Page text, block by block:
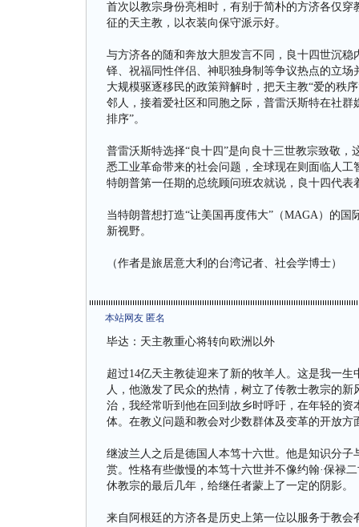
首次以教宗身份亮相时，有别于简朴的方济各仅
征的天主教，以衣装向保守派示好。
与方济各的随和奔放大胆发言不同，良十四世沉
铎、祝福同性伴侣、神职独身制等争议热点的立
大规模驱逐移民的政策辩解时，把天主教“爱的秩
邻人，接着爱社区和同胞之际，普雷沃斯特在社
排序”。
普雷沃斯特选择“良十四”是向良十三世教宗致敬，
悉工业革命带来的社会问题，全球现在则面临人
特朗普第一任期的总统顾问班农就说，良十四代
当特朗普想打造“让美国再度伟大”（MAGA）的
新视野。
（作者是旅居意大利的台湾记者、社会学博士）
本站网友 匿名
毕达：天主教重心将转向欧洲以外
超过14亿天主教徒迎来了新的牧羊人。这是我一
人，他激发了民众的热情，树立了传教士教宗的
治，我经常听到他在回到故乡时呼吁，在年轻的
体。在教义问题和教会对少数群体及变革的开放方
继波兰人之后是德国人本笃十六世。他是知识分
赏。性格有些傲慢的本笃十六世并不像约翰·保禄
休教宗的最后几年，给继任者蒙上了一定的阴影。
来自阿根廷的方济各是历史上第一位以服务于教